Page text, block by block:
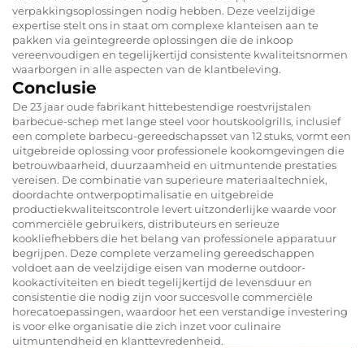
verpakkingsoplossingen nodig hebben. Deze veelzijdige
expertise stelt ons in staat om complexe klanteisen aan te
pakken via geïntegreerde oplossingen die de inkoop
vereenvoudigen en tegelijkertijd consistente kwaliteitsnormen
waarborgen in alle aspecten van de klantbeleving.
Conclusie
De 23 jaar oude fabrikant hittebestendige roestvrijstalen
barbecue-schep met lange steel voor houtskoolgrills, inclusief
een complete barbecu-gereedschapsset van 12 stuks, vormt een
uitgebreide oplossing voor professionele kookomgevingen die
betrouwbaarheid, duurzaamheid en uitmuntende prestaties
vereisen. De combinatie van superieure materiaaltechniek,
doordachte ontwerpoptimalisatie en uitgebreide
productiekwaliteitscontrole levert uitzonderlijke waarde voor
commerciële gebruikers, distributeurs en serieuze
kookliefhebbers die het belang van professionele apparatuur
begrijpen. Deze complete verzameling gereedschappen
voldoet aan de veelzijdige eisen van moderne outdoor-
kookactiviteiten en biedt tegelijkertijd de levensduur en
consistentie die nodig zijn voor succesvolle commerciële
horecatoepassingen, waardoor het een verstandige investering
is voor elke organisatie die zich inzet voor culinaire
uitmuntendheid en klanttevredenheid.